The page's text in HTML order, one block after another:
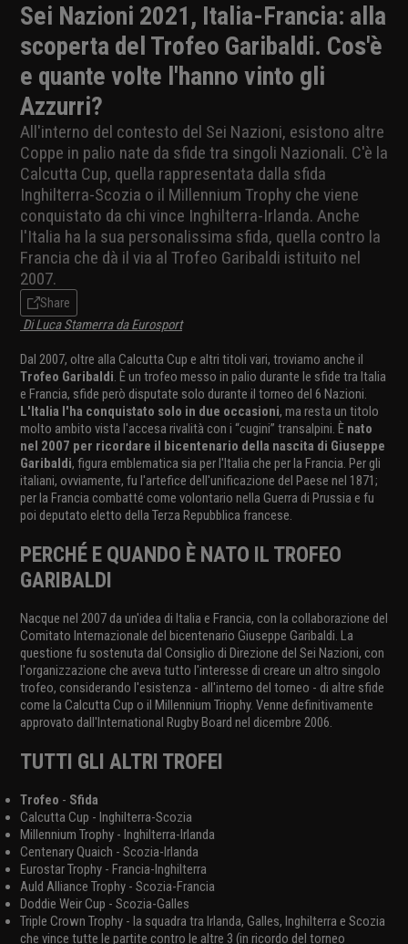
Sei Nazioni 2021, Italia-Francia: alla
scoperta del Trofeo Garibaldi. Cos'è
e quante volte l'hanno vinto gli
Azzurri?
All'interno del contesto del Sei Nazioni, esistono altre
Coppe in palio nate da sfide tra singoli Nazionali. C'è la
Calcutta Cup, quella rappresentata dalla sfida
Inghilterra-Scozia o il Millennium Trophy che viene
conquistato da chi vince Inghilterra-Irlanda. Anche
l'Italia ha la sua personalissima sfida, quella contro la
Francia che dà il via al Trofeo Garibaldi istituito nel
2007.
Share
Di Luca Stamerra da Eurosport
Dal 2007, oltre alla Calcutta Cup e altri titoli vari, troviamo anche il
Trofeo Garibaldi. È un trofeo messo in palio durante le sfide tra Italia
e Francia, sfide però disputate solo durante il torneo del 6 Nazioni.
L'Italia l'ha conquistato solo in due occasioni, ma resta un titolo
molto ambito vista l'accesa rivalità con i “cugini” transalpini. È nato
nel 2007 per ricordare il bicentenario della nascita di Giuseppe
Garibaldi, figura emblematica sia per l'Italia che per la Francia. Per gli
italiani, ovviamente, fu l'artefice dell'unificazione del Paese nel 1871;
per la Francia combatté come volontario nella Guerra di Prussia e fu
poi deputato eletto della Terza Repubblica francese.
PERCHÉ E QUANDO È NATO IL TROFEO
GARIBALDI
Nacque nel 2007 da un'idea di Italia e Francia, con la collaborazione del
Comitato Internazionale del bicentenario Giuseppe Garibaldi. La
questione fu sostenuta dal Consiglio di Direzione del Sei Nazioni, con
l'organizzazione che aveva tutto l'interesse di creare un altro singolo
trofeo, considerando l'esistenza - all'interno del torneo - di altre sfide
come la Calcutta Cup o il Millennium Triophy. Venne definitivamente
approvato dall'International Rugby Board nel dicembre 2006.
TUTTI GLI ALTRI TROFEI
Trofeo - Sfida
Calcutta Cup - Inghilterra-Scozia
Millennium Trophy - Inghilterra-Irlanda
Centenary Quaich - Scozia-Irlanda
Eurostar Trophy - Francia-Inghilterra
Auld Alliance Trophy - Scozia-Francia
Doddie Weir Cup - Scozia-Galles
Triple Crown Trophy - la squadra tra Irlanda, Galles, Inghilterra e Scozia
che vince tutte le partite contro le altre 3 (in ricordo del torneo